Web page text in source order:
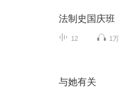
法制史国庆班
12 1万
与她有关